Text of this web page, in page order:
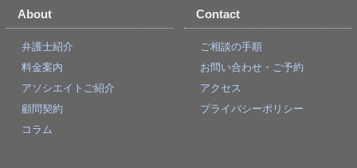
About
弁護士紹介
料金案内
アソシエイトご紹介
顧問契約
コラム
Contact
ご相談の手順
お問い合わせ・ご予約
アクセス
プライバシーポリシー